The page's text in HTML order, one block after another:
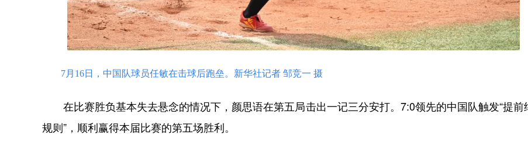
7月16日，中国队球员任敏在击球后跑垒。新华社记者 邹竞一 摄
在比赛胜负基本失去悬念的情况下，颜思语在第五局击出一记三分安打。7:0领先的中国队触发“提前
规则”，顺利赢得本届比赛的第五场胜利。